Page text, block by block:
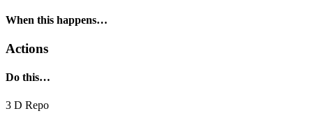
When this happens…
Actions
Do this…
3 D Repo